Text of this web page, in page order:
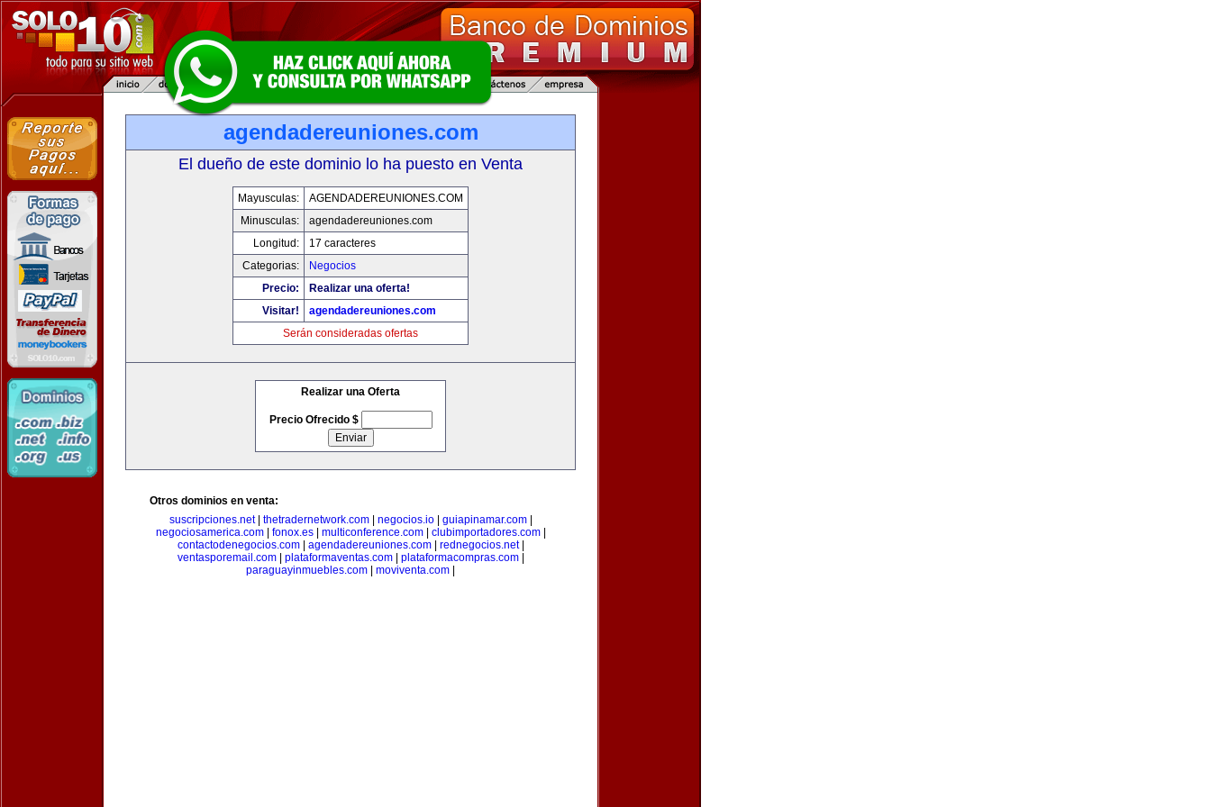
agendadereuniones.com
El dueño de este dominio lo ha puesto en Venta
Mayusculas:
AGENDADEREUNIONES.COM
Minusculas:
agendadereuniones.com
Longitud:
17 caracteres
Categorias:
Negocios
Precio:
Realizar una oferta!
Visitar!
agendadereuniones.com
Serán consideradas ofertas
Realizar una Oferta
Precio Ofrecido $
Otros dominios en venta:
suscripciones.net| thetradernetwork.com| negocios.io| guiapinamar.com|
negociosamerica.com| fonox.es| multiconference.com| clubimportadores.com|
contactodenegocios.com| agendadereuniones.com| rednegocios.net|
ventasporemail.com| plataformaventas.com| plataformacompras.com|
paraguayinmuebles.com
moviventa.com